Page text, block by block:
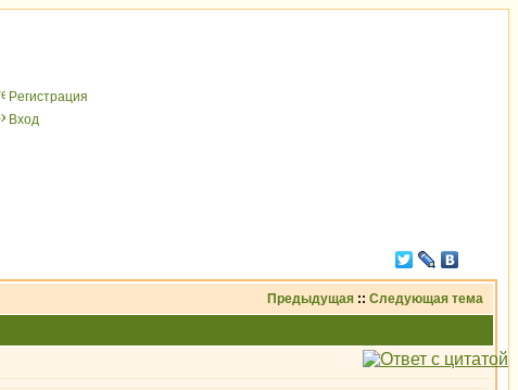
Peгиcтрaция
Вхoд
Предыдущая :: Следующая тема